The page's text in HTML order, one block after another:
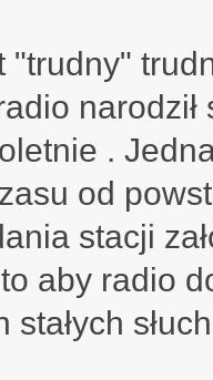
"trudny"
.
od
stacji
aby radio
stałych